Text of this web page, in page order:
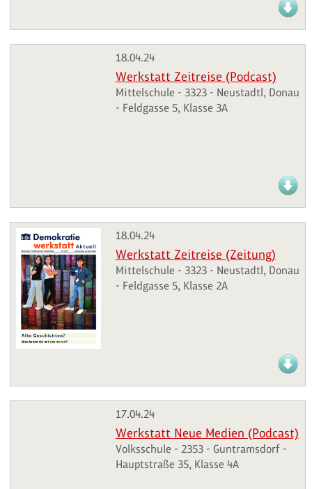
18.04.24
Werkstatt Zeitreise (Podcast)
Mittelschule - 3323 - Neustadtl, Donau
- Feldgasse 5, Klasse 3A
18.04.24
Werkstatt Zeitreise (Zeitung)
Mittelschule - 3323 - Neustadtl, Donau
- Feldgasse 5, Klasse 2A
17.04.24
Werkstatt Neue Medien (Podcast)
Volksschule - 2353 - Guntramsdorf -
Hauptstraße 35, Klasse 4A